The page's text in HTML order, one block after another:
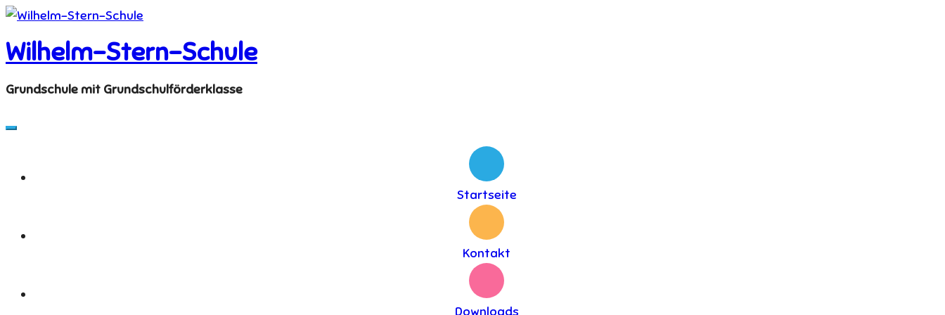
Skip
content
Wilhelm-Stern-Schule
Grundschule mit Grundschulförderklasse
Startseite
Kontakt
Downloads